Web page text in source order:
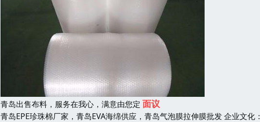
青岛出售布料，服务在我心，满意由您定 面议
青岛EPE珍珠棉厂家，青岛EVA海绵供应，青岛气泡膜拉伸膜批发 企业文